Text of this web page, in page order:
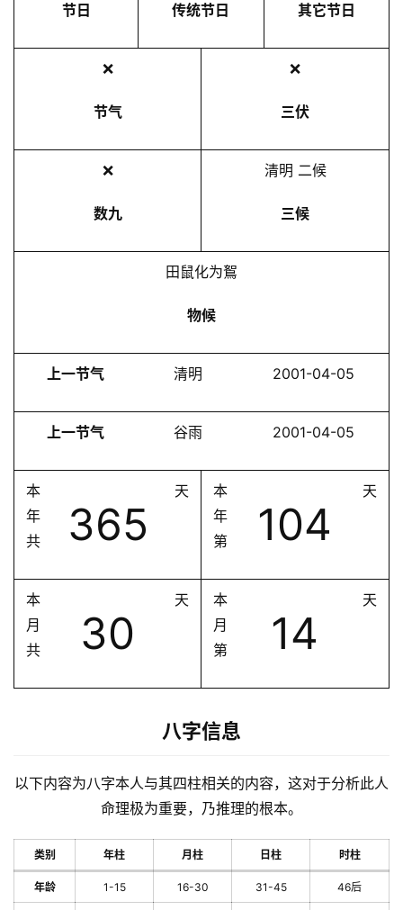
节日 传统节日 其它节日
❌
节气
❌
三伏
❌
数九
清明 二候
三候
田鼠化为鴽
物候
上一节气 清明 2001-04-05
上一节气 谷雨 2001-04-05
本
年
共
365
天
本
年
第
104
天
本
月
共
30
天
本
月
第
14
天
八字信息
以下内容为八字本人与其四柱相关的内容，这对于分析此人
命理极为重要，乃推理的根本。
类别 年柱 月柱 日柱 时柱
年龄 1-15 16-30 31-45 46后